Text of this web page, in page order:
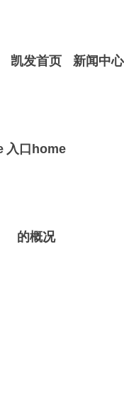
凯发首页
入口home
的概况
新闻中心